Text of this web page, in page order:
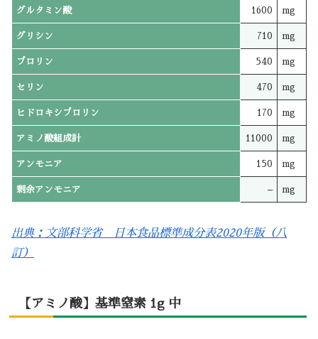
グルタミン酸 1600 mg
グリシン 710 mg
プロリン 540 mg
セリン 470 mg
ヒドロキシプロリン 170 mg
アミノ酸組成計 11000 mg
アンモニア 150 mg
剰余アンモニア – mg
出典：文部科学省 日本食品標準成分表2020年版（八
訂）
【アミノ酸】基準窒素 1g 中